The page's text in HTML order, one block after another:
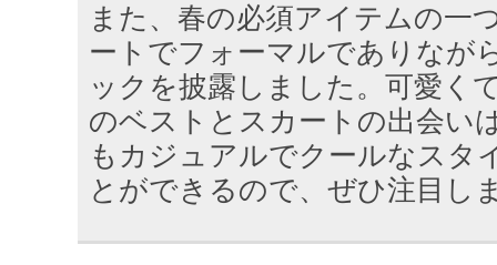
また、春の必須アイテムの一
ートでフォーマルでありなが
ックを披露しました。可愛く
のベストとスカートの出会い
もカジュアルでクールなスタ
とができるので、ぜひ注目し